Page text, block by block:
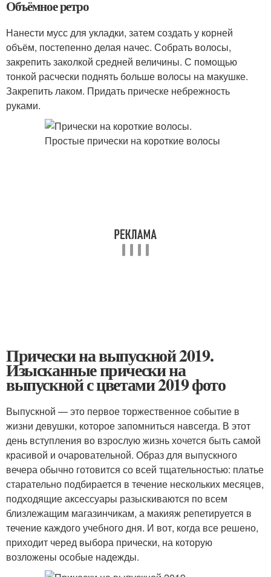
Объёмное ретро
Нанести мусс для укладки, затем создать у корней
объём, постепенно делая начес. Собрать волосы,
закрепить заколкой средней величины. С помощью
тонкой расчески поднять больше волосы на макушке.
Закрепить лаком. Придать прическе небрежность
руками.
Прически на выпускной 2019.
Изысканные прически на
выпускной с цветами 2019 фото
Выпускной — это первое торжественное событие в
жизни девушки, которое запомниться навсегда. В этот
день вступления во взрослую жизнь хочется быть самой
красивой и очаровательной. Образ для выпускного
вечера обычно готовится со всей тщательностью: платье
старательно подбирается в течение нескольких месяцев,
подходящие аксессуары разыскиваются по всем
близлежащим магазинчикам, а макияж репетируется в
течение каждого учебного дня. И вот, когда все решено,
приходит черед выбора прически, на которую
возложены особые надежды.